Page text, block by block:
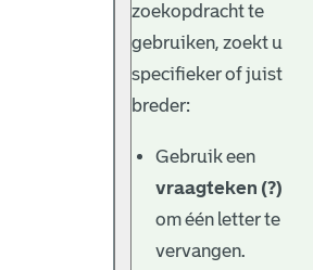
zoekopdracht te
gebruiken, zoekt u
specifieker of juist
breder:
Gebruik een
vraagteken (?)
om één letter te
vervangen.